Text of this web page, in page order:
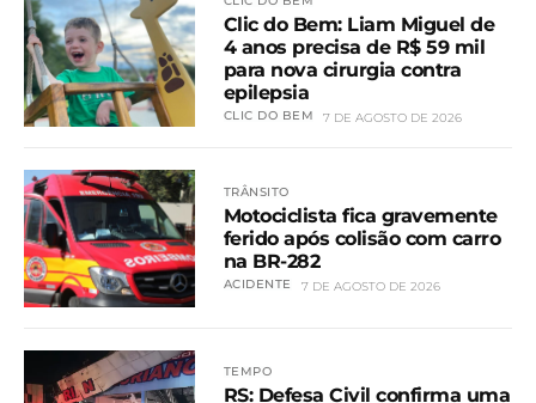
Clic do Bem: Liam Miguel de
4 anos precisa de R$ 59 mil
para nova cirurgia contra
epilepsia
CLIC DO BEM 7 DE AGOSTO DE 2026
TRÂNSITO
Motociclista fica gravemente
ferido após colisão com carro
na BR-282
ACIDENTE 7 DE AGOSTO DE 2026
TEMPO
RS: Defesa Civil confirma uma